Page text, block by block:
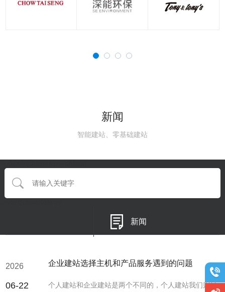
新闻
智能建站、零基础建站
新闻
2026
06-22
企业建站选择主机和产品服务遇到的问题
个人建站和企业建站是两个不同的，个人建站我们则是